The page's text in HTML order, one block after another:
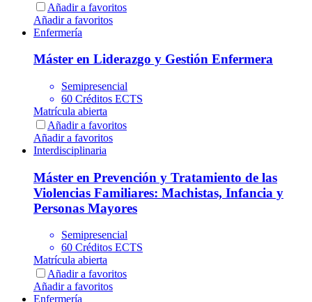
Añadir a favoritos
Añadir a favoritos
Enfermería
Máster en Liderazgo y Gestión Enfermera
Semipresencial
60 Créditos ECTS
Matrícula abierta
Añadir a favoritos
Añadir a favoritos
Interdisciplinaria
Máster en Prevención y Tratamiento de las
Violencias Familiares: Machistas, Infancia y
Personas Mayores
Semipresencial
60 Créditos ECTS
Matrícula abierta
Añadir a favoritos
Añadir a favoritos
Enfermería